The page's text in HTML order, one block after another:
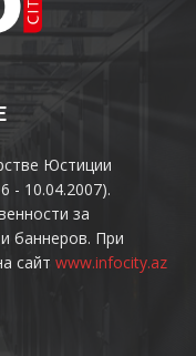
Юстиции
- 10.04.2007).
за
баннеров. При
сайт www.infocity.az